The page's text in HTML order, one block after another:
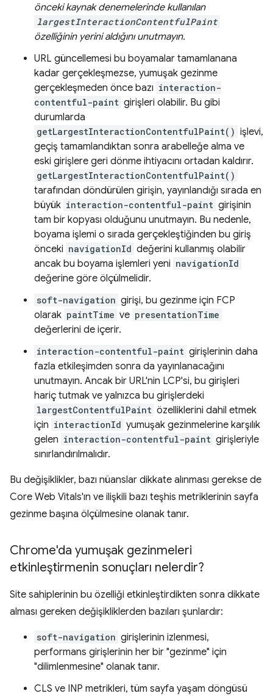
önceki kaynak denemelerinde kullanılan
largestInteractionContentfulPaint
özelliğinin yerini aldığını unutmayın.
URL güncellemesi bu boyamalar tamamlanana
kadar gerçekleşmezse, yumuşak gezinme
gerçekleşmeden önce bazı interaction-
contentful-paint girişleri olabilir. Bu gibi
durumlarda
getLargestInteractionContentfulPaint() işlevi,
geçiş tamamlandıktan sonra arabelleğe alma ve
eski girişlere geri dönme ihtiyacını ortadan kaldırır.
getLargestInteractionContentfulPaint()
tarafından döndürülen girişin, yayınlandığı sırada en
büyük interaction-contentful-paint girişinin
tam bir kopyası olduğunu unutmayın. Bu nedenle,
boyama işlemi o sırada gerçekleştiğinden bu giriş
önceki navigationId değerini kullanmış olabilir
ancak bu boyama işlemleri yeni navigationId
değerine göre ölçülmelidir.
soft-navigation girişi, bu gezinme için FCP
olarak paintTime ve presentationTime
değerlerini de içerir.
interaction-contentful-paint girişlerinin daha
fazla etkileşimden sonra da yayınlanacağını
unutmayın. Ancak bir URL'nin LCP'si, bu girişleri
hariç tutmak ve yalnızca bu girişlerdeki
largestContentfulPaint özelliklerini dahil etmek
için interactionId yumuşak gezinmelerine karşılık
gelen interaction-contentful-paint girişleriyle
sınırlandırılmalıdır.
Bu değişiklikler, bazı nüanslar dikkate alınması gerekse de
Core Web Vitals'ın ve ilişkili bazı teşhis metriklerinin sayfa
gezinme başına ölçülmesine olanak tanır.
Chrome'da yumuşak gezinmeleri
etkinleştirmenin sonuçları nelerdir?
Site sahiplerinin bu özelliği etkinleştirdikten sonra dikkate
alması gereken değişikliklerden bazıları şunlardır:
soft-navigation girişlerinin izlenmesi,
performans girişlerinin her bir "gezinme" için
"dilimlenmesine" olanak tanır.
CLS ve INP metrikleri, tüm sayfa yaşam döngüsü